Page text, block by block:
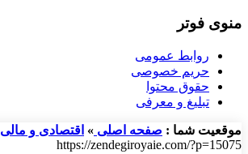
منوی فوتر
روابط عمومی
حریم خصوصی
حقوق محتوا
تبلیغ و معرفی
موقعیت شما : صفحه اصلی » اقتصادی و مالی
https://zendegiroyaie.com/?p=15075